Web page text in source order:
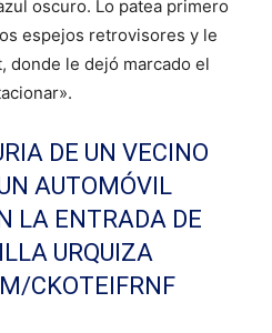
oscuro. Lo patea primero
espejos retrovisores y le
donde le dejó marcado el
DE UN VECINO
AUTOMÓVIL
LA ENTRADA DE
URQUIZA
CKOTEIFRNF